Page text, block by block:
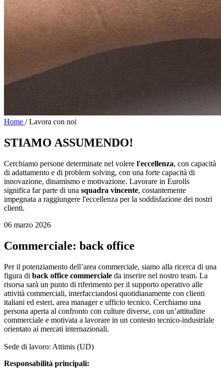
Home / Lavora con noi
STIAMO ASSUMENDO!
Cerchiamo persone determinate nel volere l'eccellenza, con capacità
di adattamento e di problem solving, con una forte capacità di
innovazione, dinamismo e motivazione. Lavorare in Eurolls
significa far parte di una squadra vincente, costantemente
impegnata a raggiungere l'eccellenza per la soddisfazione dei nostri
clienti.
06 marzo 2026
Commerciale: back office
Per il potenziamento dell’area commerciale, siamo alla ricerca di una
figura di back office commerciale da inserire nel nostro team. La
risorsa sarà un punto di riferimento per il supporto operativo alle
attività commerciali, interfacciandosi quotidianamente con clienti
italiani ed esteri, area manager e ufficio tecnico. Cerchiamo una
persona aperta al confronto con culture diverse, con un’attitudine
commerciale e motivata a lavorare in un contesto tecnico-industriale
orientato ai mercati internazionali.
Sede di lavoro: Attimis (UD)
Responsabilità principali: